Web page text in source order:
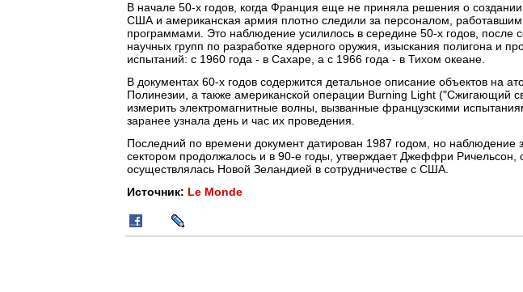
В начале 50-х годов, когда Франция еще не приняла решения о
США и американская армия плотно следили за персоналом,
программами. Это наблюдение усилилось в середине 50-х годов, после
научных групп по разработке ядерного оружия, изыскания полигона и
испытаний: с 1960 года - в Сахаре, а с 1966 года - в Тихом океане.
В документах 60-х годов содержится детальное описание объектов на
Полинезии, а также американской операции Burning Light ("Сжигающий
измерить электромагнитные волны, вызванные французскими
заранее узнала день и час их проведения.
Последний по времени документ датирован 1987 годом, но наблюдение
сектором продолжалось и в 90-е годы, утверждает Джеффри Ричельсон,
осуществлялась Новой Зеландией в сотрудничестве с США.
Источник: Le Monde